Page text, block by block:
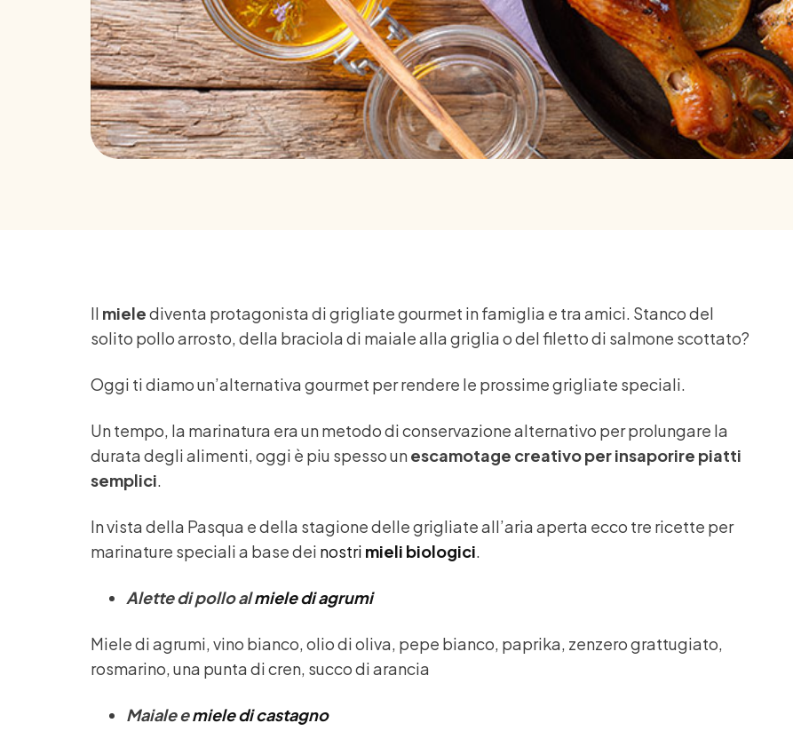
Il mielediventa protagonista di grigliate gourmet in famiglia e tra amici. Stanco del
solito pollo arrosto, della braciola di maiale alla griglia o del filetto di salmone scottato?
Oggi ti diamo un’alternativa gourmet per rendere le prossime grigliate speciali.
Un tempo, la marinatura era un metodo di conservazione alternativo per prolungare la
durata degli alimenti, oggi è piu spesso unescamotage creativo per insaporire piatti
semplici.
In vista della Pasqua e della stagione delle grigliate all’aria aperta ecco tre ricette per
marinature speciali a base dei nostri mieli biologici.
Alette di pollo almiele di agrumi
Miele di agrumi, vino bianco, olio di oliva, pepe bianco, paprika, zenzero grattugiato,
rosmarino, una punta di cren, succo di arancia
Maiale emiele di castagno